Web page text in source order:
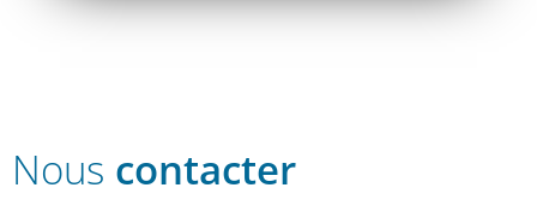
Nous contacter